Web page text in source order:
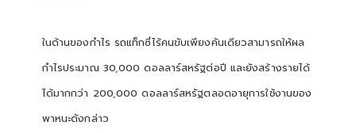
ในด้านของกำไร รถแท็กซี่ไร้คนขับเพียงคันเดียวสามารถให้ผล
กำไรประมาณ 30,000 ดอลลาร์สหรัฐต่อปี และยังสร้างรายได้
ได้มากกว่า 200,000 ดอลลาร์สหรัฐตลอดอายุการใช้งานของ
พาหนะดังกล่าว